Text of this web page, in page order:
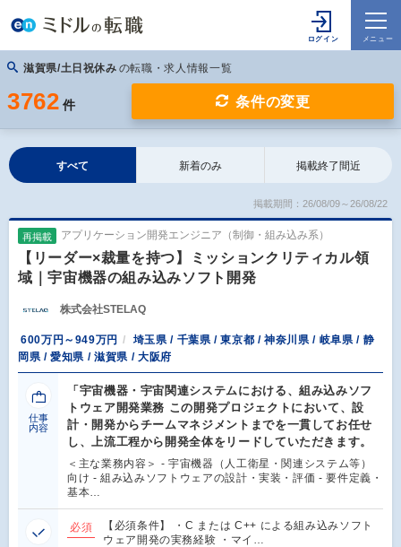
滋賀県/土日祝休み の転職・求人情報一覧
3762 件 条件の変更
すべて 新着のみ 掲載終了間近
掲載期間：26/08/09～26/08/22
再掲載 アプリケーション開発エンジニア（制御・組み込み系）
【リーダー×裁量を持つ】ミッションクリティカル領
域｜宇宙機器の組み込みソフト開発
株式会社STELAQ
600万円～949万円
埼玉県 / 千葉県 / 東京都 / 神奈川県 / 岐阜県 / 静
岡県 / 愛知県 / 滋賀県 / 大阪府
仕事
内容
「宇宙機器・宇宙関連システムにおける、組み込みソフ
トウェア開発業務 この開発プロジェクトにおいて、設
計・開発からチームマネジメントまでを一貫してお任せ
し、上流工程から開発全体をリードしていただきます。
＜主な業務内容＞ - 宇宙機器（人工衛星・関連システム等）
向け - 組み込みソフトウェアの設計・実装・評価 - 要件定義・
基本…
必須
【必須条件】 ・C または C++ による組み込みソフト
ウェア開発の実務経験 ・マイ…